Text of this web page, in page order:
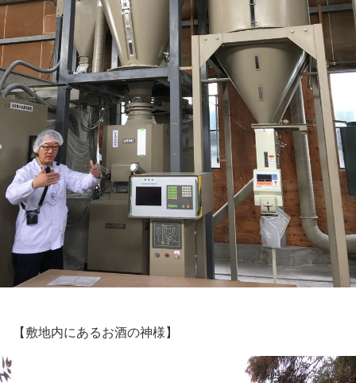
【敷地内にあるお酒の神様】